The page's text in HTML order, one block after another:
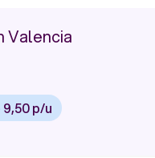
Valencia
p/u